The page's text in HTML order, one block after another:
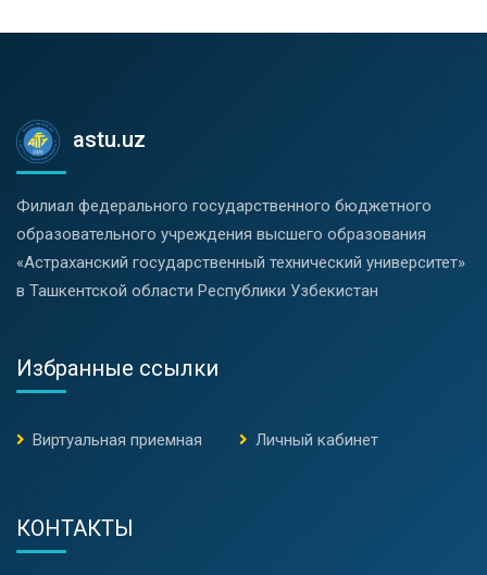
astu.uz
Филиал федерального государственного бюджетного
образовательного учреждения высшего образования
«Астраханский государственный технический университет»
в Ташкентской области Республики Узбекистан
Избранные ссылки
Виртуальная приемная Личный кабинет
КОНТАКТЫ